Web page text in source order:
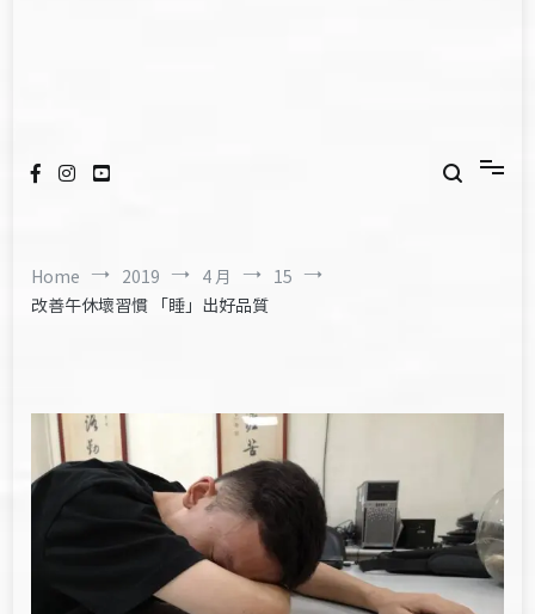
Home 2019 4 月
15
改善午休壞習慣 「睡」出好品質